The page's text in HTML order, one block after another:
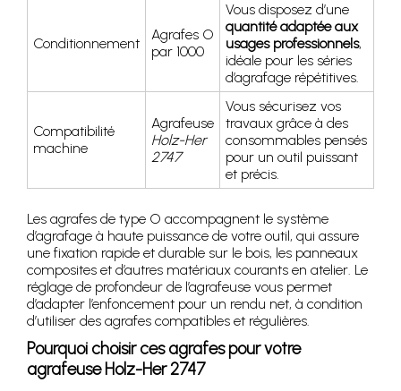
Conditionnement
Agrafes O
par 1000
Vous disposez d’une
quantité adaptée aux
usages professionnels,
idéale pour les séries
d’agrafage répétitives.
Compatibilité
machine
Agrafeuse
Holz-Her
2747
Vous sécurisez vos
travaux grâce à des
consommables pensés
pour un outil puissant
et précis.
Les agrafes de type O accompagnent le système
d’agrafage à haute puissance de votre outil, qui assure
une fixation rapide et durable sur le bois, les panneaux
composites et d’autres matériaux courants en atelier. Le
réglage de profondeur de l’agrafeuse vous permet
d’adapter l’enfoncement pour un rendu net, à condition
d’utiliser des agrafes compatibles et régulières.
Pourquoi choisir ces agrafes pour votre
agrafeuse Holz-Her 2747